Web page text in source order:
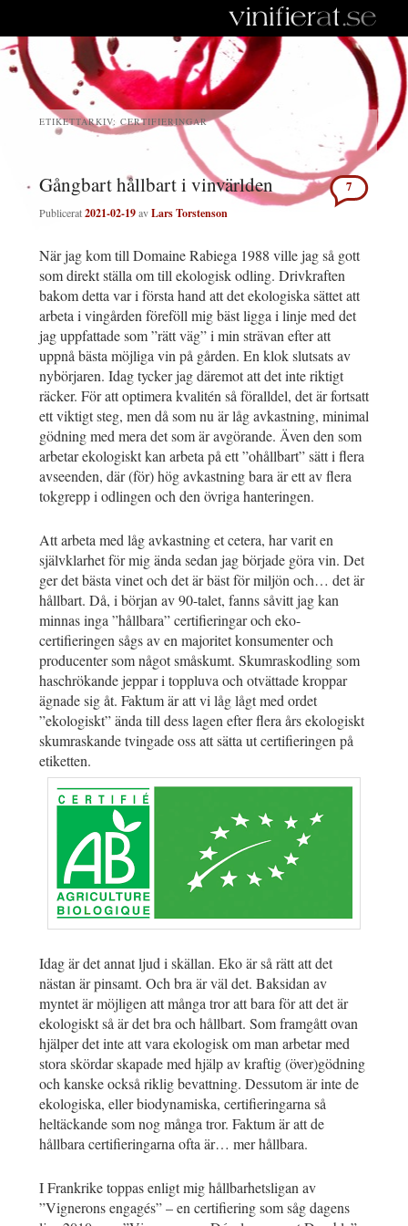
ETIKETTARKIV: CERTIFIERINGAR
Gångbart hållbart i vinvärlden
Publicerat2021-02-19avLars Torstenson
7
När jag kom till Domaine Rabiega 1988 ville jag så gott
som direkt ställa om till ekologisk odling. Drivkraften
bakom detta var i första hand att det ekologiska sättet att
arbeta i vingården föreföll mig bäst ligga i linje med det
jag uppfattade som ”rätt väg” i min strävan efter att
uppnå bästa möjliga vin på gården. En klok slutsats av
nybörjaren. Idag tycker jag däremot att det inte riktigt
räcker. För att optimera kvalitén så föralldel, det är fortsatt
ett viktigt steg, men då som nu är låg avkastning, minimal
gödning med mera det som är avgörande. Även den som
arbetar ekologiskt kan arbeta på ett ”ohållbart” sätt i flera
avseenden, där (för) hög avkastning bara är ett av flera
tokgrepp i odlingen och den övriga hanteringen.
Att arbeta med låg avkastning et cetera, har varit en
självklarhet för mig ända sedan jag började göra vin. Det
ger det bästa vinet och det är bäst för miljön och… det är
hållbart. Då, i början av 90-talet, fanns såvitt jag kan
minnas inga ”hållbara” certifieringar och eko-
certifieringen sågs av en majoritet konsumenter och
producenter som något småskumt. Skumraskodling som
haschrökande jeppar i toppluva och otvättade kroppar
ägnade sig åt. Faktum är att vi låg lågt med ordet
”ekologiskt” ända till dess lagen efter flera års ekologiskt
skumraskande tvingade oss att sätta ut certifieringen på
etiketten.
Idag är det annat ljud i skällan. Eko är så rätt att det
nästan är pinsamt. Och bra är väl det. Baksidan av
myntet är möjligen att många tror att bara för att det är
ekologiskt så är det bra och hållbart. Som framgått ovan
hjälper det inte att vara ekologisk om man arbetar med
stora skördar skapade med hjälp av kraftig (över)gödning
och kanske också riklig bevattning. Dessutom är inte de
ekologiska, eller biodynamiska, certifieringarna så
heltäckande som nog många tror. Faktum är att de
hållbara certifieringarna ofta är… mer hållbara.
I Frankrike toppas enligt mig hållbarhetsligan av
”Vignerons engagés” – en certifiering som såg dagens